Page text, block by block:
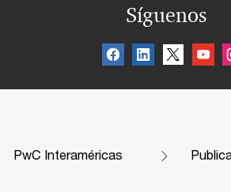
Síguenos
PwC Interaméricas